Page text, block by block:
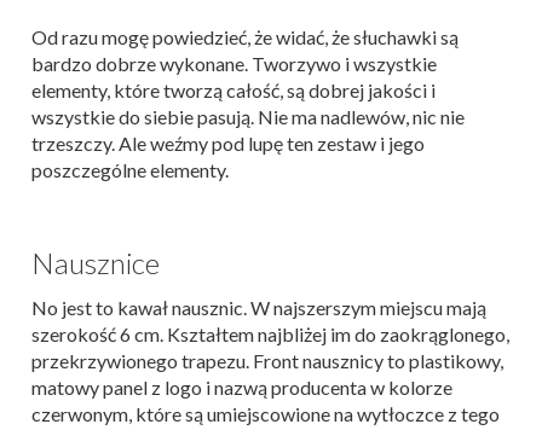
Od razu mogę powiedzieć, że widać, że słuchawki są
bardzo dobrze wykonane. Tworzywo i wszystkie
elementy, które tworzą całość, są dobrej jakości i
wszystkie do siebie pasują. Nie ma nadlewów, nic nie
trzeszczy. Ale weźmy pod lupę ten zestaw i jego
poszczególne elementy.
Nausznice
No jest to kawał nausznic. W najszerszym miejscu mają
szerokość 6 cm. Kształtem najbliżej im do zaokrąglonego,
przekrzywionego trapezu. Front nausznicy to plastikowy,
matowy panel z logo i nazwą producenta w kolorze
czerwonym, które są umiejscowione na wytłoczce z tego